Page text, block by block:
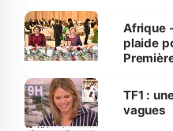
Afrique
plaide
sur la
TF1 :
vagues